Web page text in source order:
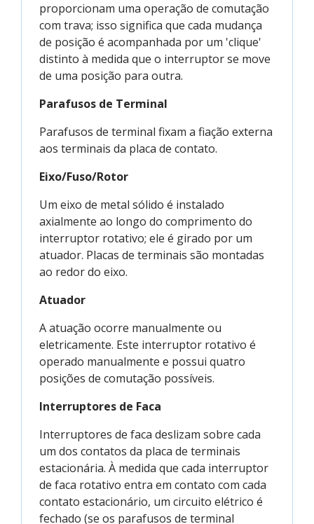
proporcionam uma operação de comutação
com trava; isso significa que cada mudança
de posição é acompanhada por um 'clique'
distinto à medida que o interruptor se move
de uma posição para outra.
Parafusos de Terminal
Parafusos de terminal fixam a fiação externa
aos terminais da placa de contato.
Eixo/Fuso/Rotor
Um eixo de metal sólido é instalado
axialmente ao longo do comprimento do
interruptor rotativo; ele é girado por um
atuador. Placas de terminais são montadas
ao redor do eixo.
Atuador
A atuação ocorre manualmente ou
eletricamente. Este interruptor rotativo é
operado manualmente e possui quatro
posições de comutação possíveis.
Interruptores de Faca
Interruptores de faca deslizam sobre cada
um dos contatos da placa de terminais
estacionária. À medida que cada interruptor
de faca rotativo entra em contato com cada
contato estacionário, um circuito elétrico é
fechado (se os parafusos de terminal